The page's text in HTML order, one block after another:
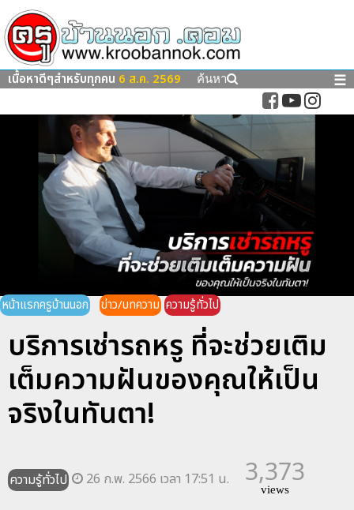
เนื้อหาดีๆสำหรับทุกคน 6 ส.ค. 2569 ค้นหา ☰
หน้าแรกครูบ้านนอก ข่าว/บทความ ความรู้ทั่วไป
บริการเช่ารถหรู ที่จะช่วยเติม
เต็มความฝันของคุณให้เป็น
จริงในทันตา!
ความรู้ทั่วไป 26 ก.พ. 2566 เวลา 17:51 น. 3,373
views